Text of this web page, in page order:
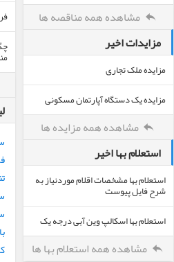
مشاهده همه مناقصه ها
مزایدات اخیر
مزایده ملک تجاری
مزایده یک دستگاه آپارتمان مسکونی
مشاهده همه مزایده ها
استعلام بها اخیر
استعلام بها مشخصات اقلام موردنیاز به
شرح فایل پیوست
استعلام بها اسکالپ وین آبی درجه یک
مشاهده همه استعلام بها ها